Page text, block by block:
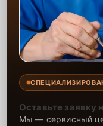
Оставьте заявку
Мы — сервисный